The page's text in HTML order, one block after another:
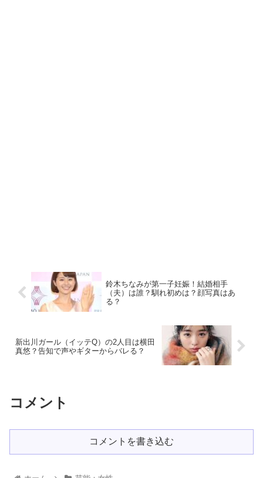
鈴木ちなみが第一子妊娠！結婚相手
（夫）は誰？馴れ初めは？顔写真はあ
る？
新出川ガール（イッテQ）の2人目は横田
真悠？告知で声やギターからバレる？
コメント
コメントを書き込む